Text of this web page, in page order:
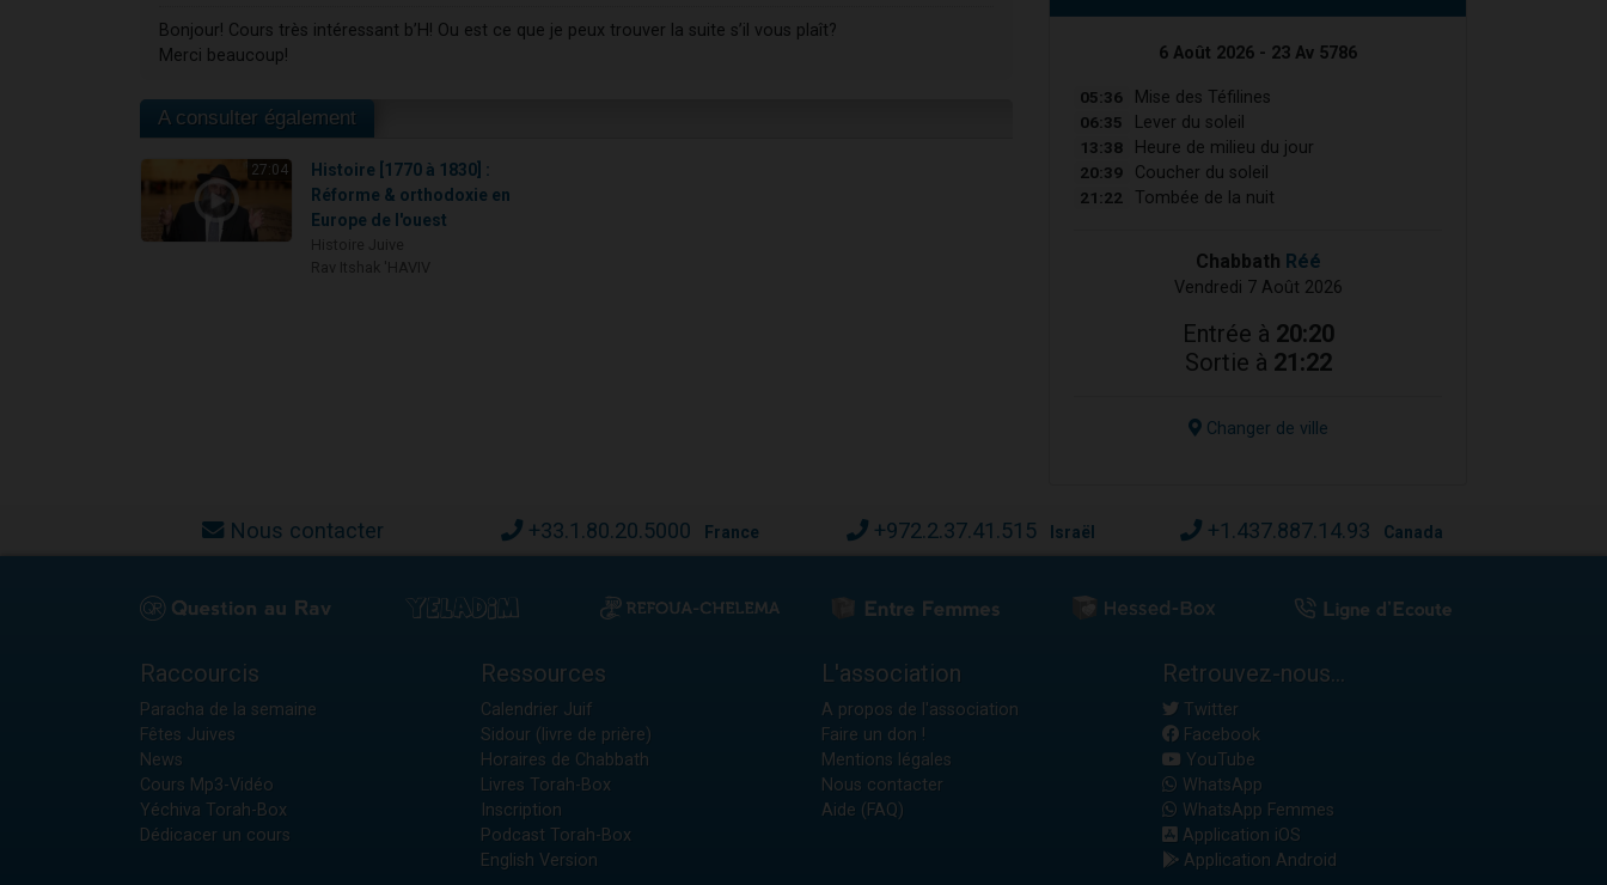
Bonjour! Cours très intéressant b’H! Ou est ce que je peux trouver la suite s’il vous plaît?
Merci beaucoup!
A consulter également
27:04
Histoire [1770 à 1830] :
Réforme & orthodoxie en
Europe de l'ouest
6 Août 2026 - 23 Av 5786
05:36 Mise des Téfilines
06:35 Lever du soleil
13:38 Heure de milieu du jour
20:39 Coucher du soleil
21:22 Tombée de la nuit
Chabbath Réé
Vendredi 7 Août 2026
Entrée à 20:20
Sortie à 21:22
Changer de ville
Nous contacter +33.1.80.20.5000 France +972.2.37.41.515 Israël +1.437.887.14.93 Canada
Raccourcis
Paracha de la semaine
Fêtes Juives
News
Cours Mp3-Vidéo
Yéchiva Torah-Box
Dédicacer un cours
Ressources
Calendrier Juif
Sidour (livre de prière)
Horaires de Chabbath
Livres Torah-Box
Inscription
Podcast Torah-Box
English Version
L'association
A propos de l'association
Faire un don !
Mentions légales
Nous contacter
Aide (FAQ)
Retrouvez-nous...
Twitter
Facebook
YouTube
WhatsApp
WhatsApp Femmes
Application iOS
Application Android